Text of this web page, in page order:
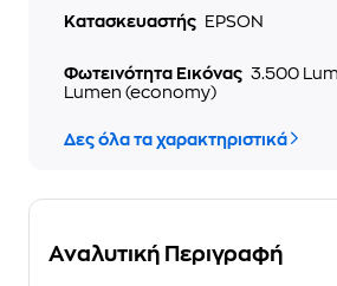
Κατασκευαστής EPSON
Φωτεινότητα Εικόνας 3.500
Lumen (economy)
Δες όλα τα χαρακτηριστικά
Αναλυτική Περιγραφή